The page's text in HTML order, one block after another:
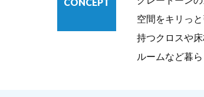
空間をキリっ
持つクロスや
ルームなど暮